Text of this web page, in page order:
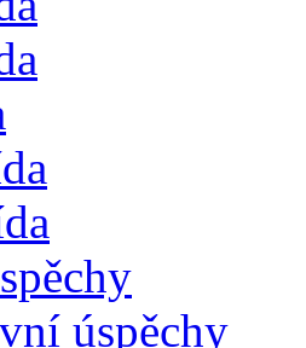
úspěchy